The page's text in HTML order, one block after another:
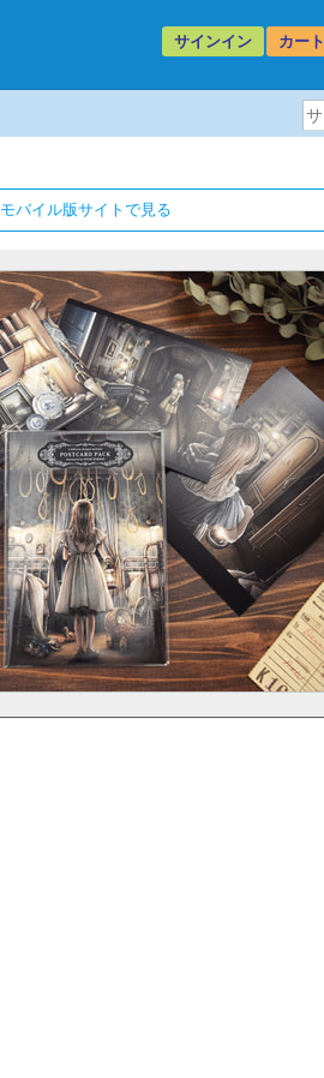
サインイン カート
モバイル版サイトで見る